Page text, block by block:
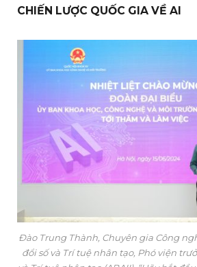
CHIẾN LƯỢC QUỐC GIA VỀ AI
Đào Trung Thành, Chuyên gia Công
đổi số và Trí tuệ nhân tạo, Phó viện